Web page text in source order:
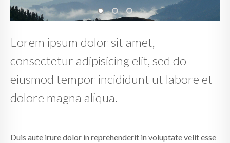
Lorem ipsum dolor sit amet,
consectetur adipisicing elit, sed do
eiusmod tempor incididunt ut labore et
dolore magna aliqua.
Duis aute irure dolor in reprehenderit in voluptate velit esse